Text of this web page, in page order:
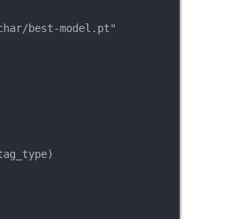
best-model.pt"